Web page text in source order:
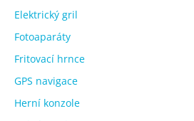
Elektrický gril
Fotoaparáty
Fritovací hrnce
GPS navigace
Herní konzole